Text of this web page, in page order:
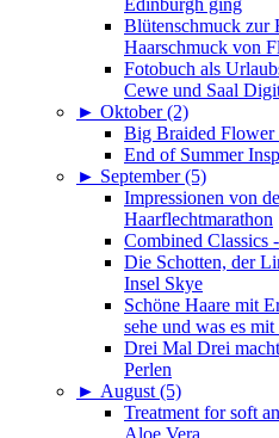
Edinburgh ging
Blütenschmuck zur
Haarschmuck von
Fotobuch als
Cewe und Saal
► Oktober (2)
Big Braided Flower
End of Summer
► September (5)
Impressionen von
Haarflechtmarathon
Combined Classics
Die Schotten, der
Insel Skye
Schöne Haare mit
sehe und was es
Drei Mal Drei
Perlen
► August (5)
Treatment for soft